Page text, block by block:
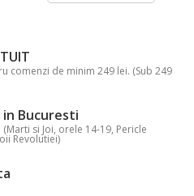
comenzi de minim 249 lei. (Sub 249
Bucuresti
si Joi, orele 14-19, Pericle
Revolutiei)